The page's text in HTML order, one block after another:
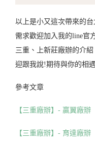
以上是小又這次帶來的
需求歡迎加入我的line官
三重、上新莊廠辦的介
迎跟我說!期待與你的相遇
參考文章
【三重廠辦】- 贏翼廠辦
【三重廠辦】- 育達廠辦